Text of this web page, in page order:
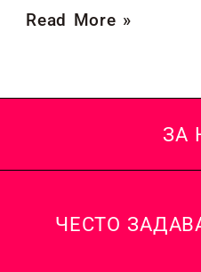
Read More »
ЗА
ЧЕСТО